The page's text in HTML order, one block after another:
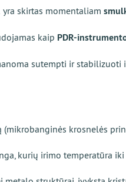
skirtas momentaliam
kaip PDR-
sutempti ir
krosnelės
kurių irimo temperatūra